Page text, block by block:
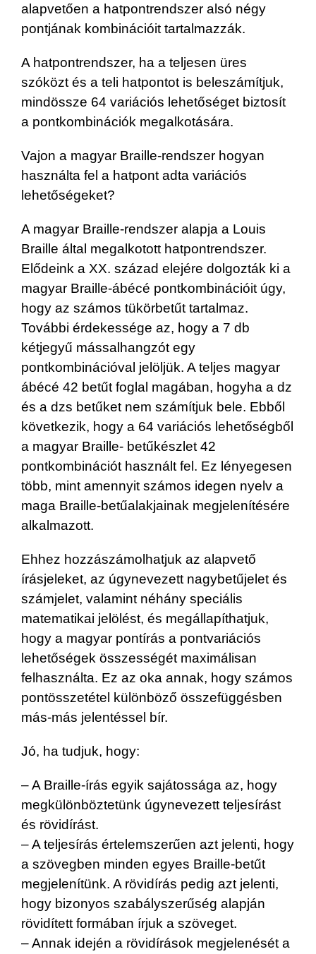
alapvetően a hatpontrendszer alsó négy
pontjának kombinációit tartalmazzák.
A hatpontrendszer, ha a teljesen üres
szóközt és a teli hatpontot is beleszámítjuk,
mindössze 64 variációs lehetőséget biztosít
a pontkombinációk megalkotására.
Vajon a magyar Braille-rendszer hogyan
használta fel a hatpont adta variációs
lehetőségeket?
A magyar Braille-rendszer alapja a Louis
Braille által megalkotott hatpontrendszer.
Elődeink a XX. század elejére dolgozták ki a
magyar Braille-ábécé pontkombinációit úgy,
hogy az számos tükörbetűt tartalmaz.
További érdekessége az, hogy a 7 db
kétjegyű mássalhangzót egy
pontkombinációval jelöljük. A teljes magyar
ábécé 42 betűt foglal magában, hogyha a dz
és a dzs betűket nem számítjuk bele. Ebből
következik, hogy a 64 variációs lehetőségből
a magyar Braille- betűkészlet 42
pontkombinációt használt fel. Ez lényegesen
több, mint amennyit számos idegen nyelv a
maga Braille-betűalakjainak megjelenítésére
alkalmazott.
Ehhez hozzászámolhatjuk az alapvető
írásjeleket, az úgynevezett nagybetűjelet és
számjelet, valamint néhány speciális
matematikai jelölést, és megállapíthatjuk,
hogy a magyar pontírás a pontvariációs
lehetőségek összességét maximálisan
felhasználta. Ez az oka annak, hogy számos
pontösszetétel különböző összefüggésben
más-más jelentéssel bír.
Jó, ha tudjuk, hogy:
– A Braille-írás egyik sajátossága az, hogy
megkülönböztetünk úgynevezett teljesírást
és rövidírást.
– A teljesírás értelemszerűen azt jelenti, hogy
a szövegben minden egyes Braille-betűt
megjelenítünk. A rövidírás pedig azt jelenti,
hogy bizonyos szabályszerűség alapján
rövidített formában írjuk a szöveget.
– Annak idején a rövidírások megjelenését a